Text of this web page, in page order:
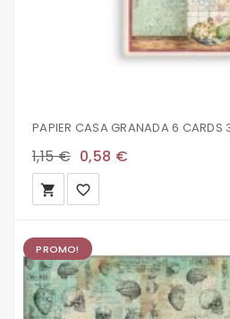
1,15 € 0,58 €
local_grocery_store favorite_border
PROMO!